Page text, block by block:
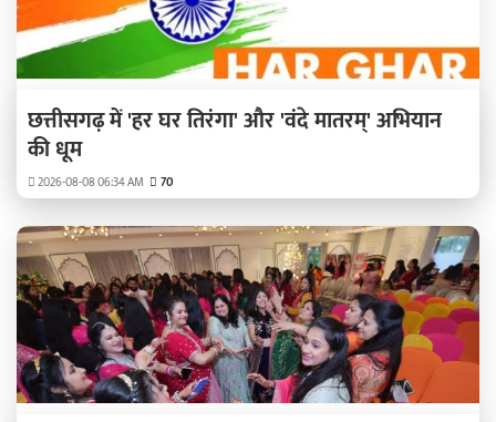
छत्तीसगढ़ में 'हर घर तिरंगा' और 'वंदे मातरम्' अभियान
की धूम
2026-08-08 06:34 AM 70